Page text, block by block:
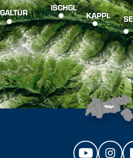
GALTÜR ISCHGL
KAPPL